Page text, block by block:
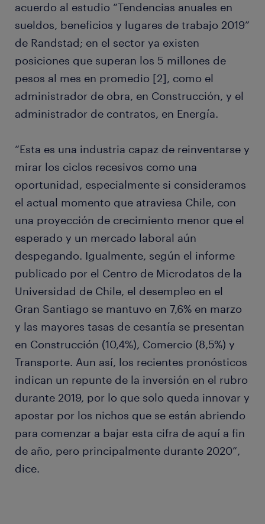
acuerdo al estudio “Tendencias anuales en
sueldos, beneficios y lugares de trabajo 2019”
de Randstad; en el sector ya existen
posiciones que superan los 5 millones de
pesos al mes en promedio [2], como el
administrador de obra, en Construcción, y el
administrador de contratos, en Energía.
“Esta es una industria capaz de reinventarse y
mirar los ciclos recesivos como una
oportunidad, especialmente si consideramos
el actual momento que atraviesa Chile, con
una proyección de crecimiento menor que el
esperado y un mercado laboral aún
despegando. Igualmente, según el informe
publicado por el Centro de Microdatos de la
Universidad de Chile, el desempleo en el
Gran Santiago se mantuvo en 7,6% en marzo
y las mayores tasas de cesantía se presentan
en Construcción (10,4%), Comercio (8,5%) y
Transporte. Aun así, los recientes pronósticos
indican un repunte de la inversión en el rubro
durante 2019, por lo que solo queda innovar y
apostar por los nichos que se están abriendo
para comenzar a bajar esta cifra de aquí a fin
de año, pero principalmente durante 2020”,
dice.